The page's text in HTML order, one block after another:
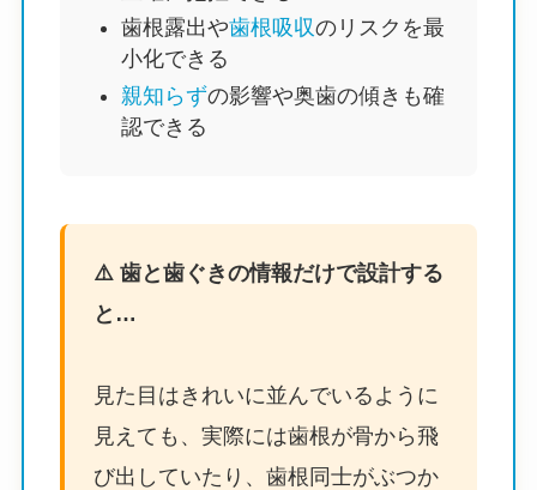
歯根露出や歯根吸収のリスクを最
小化できる
親知らずの影響や奥歯の傾きも確
認できる
⚠️ 歯と歯ぐきの情報だけで設計する
と…
見た目はきれいに並んでいるように
見えても、実際には歯根が骨から飛
び出していたり、歯根同士がぶつか